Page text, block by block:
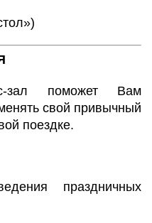
зал поможет Вам
свой привычный
поездке.
праздничных